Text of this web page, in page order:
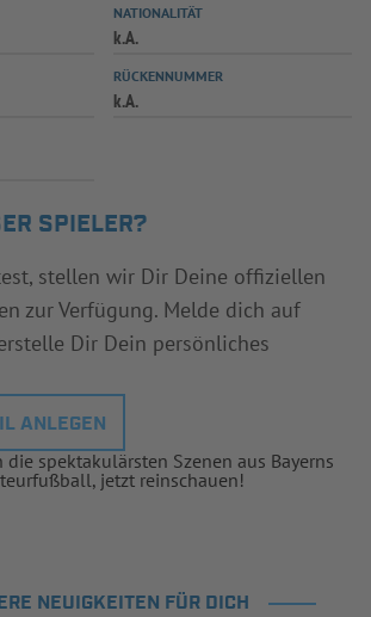
NATIONALITÄT
k.A.
RÜCKENNUMMER
k.A.
SPIELER?
stellen wir Dir Deine offiziellen
zur Verfügung. Melde dich auf
Dir Dein persönliches
ANLEGEN
die spektakulärsten Szenen aus Bayerns
jetzt reinschauen!
NEUIGKEITEN FÜR DICH